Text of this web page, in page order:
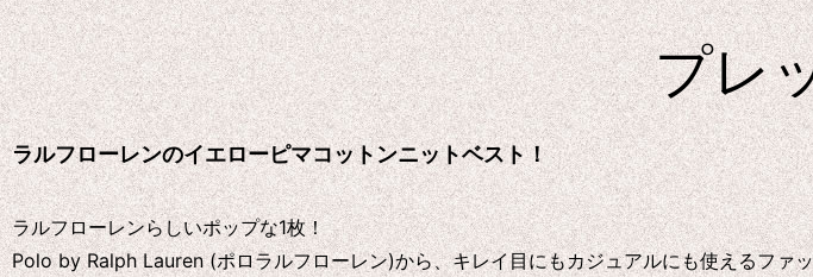
プレ
ラルフローレンのイエローピマコットンニットベスト！
ラルフローレンらしいポップな1枚！
Polo by Ralph Lauren (ポロラルフローレン)から、キレイ目にもカジュアルにも使えるファ